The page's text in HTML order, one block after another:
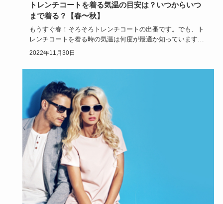
トレンチコートを着る気温の目安は？いつからいつ
まで着る？【春〜秋】
もうすぐ春！そろそろトレンチコートの出番です。でも、ト
レンチコートを着る時の気温は何度が最適か知っています
か？ここでは、ト…
2022年11月30日